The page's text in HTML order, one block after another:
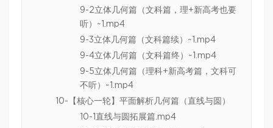
9-2立体几何篇（文科篇，理+新高考也要
听）~1.mp4
9-3立体几何篇（文科篇续）~1.mp4
9-4立体几何篇（文科篇终）~1.mp4
9-5立体几何篇（理科+新高考篇，文科可
不听）~1.mp4
10-【核心一轮】平面解析几何篇（直线与圆）
10-1直线与圆拓展篇.mp4